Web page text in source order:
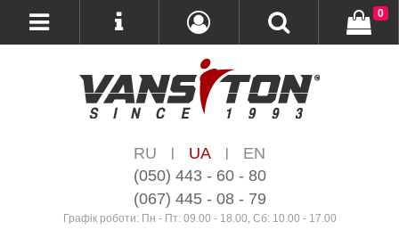
RU | UA |
EN
(050) 443 - 60 - 80
(067) 445 - 08 - 79
Графік роботи: Пн - Пт: 09.00 - 18.00, Сб: 10.00 - 17.00
0